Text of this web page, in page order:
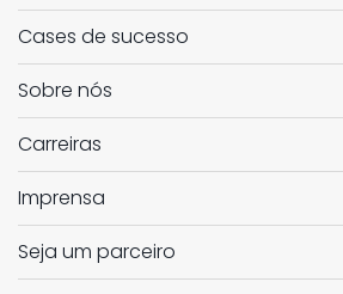
Cases de sucesso
Sobre nós
Carreiras
Imprensa
Seja um parceiro